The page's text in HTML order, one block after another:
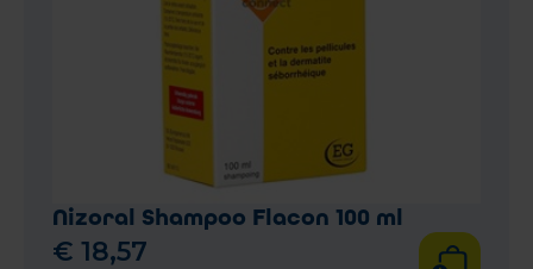
Nizoral Shampoo Flacon 100 ml
€ 18,57